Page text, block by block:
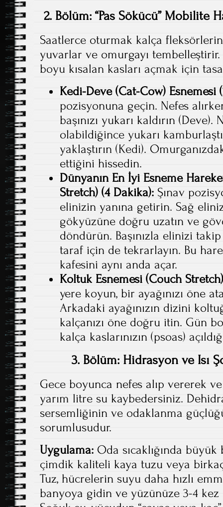
2. Bölüm: “Pas Sökücü” Mobilite
Saatlerce oturmak kalça
yuvarlar ve omurgayı
boyu kısalan kasları açmak için
Kedi-Deve (Cat-Cow) Esnemesi
pozisyonuna geçin. Nefes
başınızı yukarı kaldırın (Deve).
olabildiğince yukarı
yaklaştırın (Kedi).
ettiğini hissedin.
Dünyanın En İyi Esneme
Stretch) (4 Dakika): Şınav
elinizin yanına getirin. Sağ
gökyüzüne doğru uzatın ve
döndürün. Başınızla elinizi
taraf için de tekrarlayın. Bu
kafesini aynı anda açar.
Koltuk Esnemesi (Couch
yere koyun, bir ayağınızı öne
Arkadaki ayağınızın dizini
kalçanızı öne doğru itin. Gün
kalça kaslarınızın (psoas)
3. Bölüm: Hidrasyon ve Isı
Gece boyunca nefes alıp vererek
yarım litre su kaybedersiniz.
sersemliğinin ve odaklanma
sorumlusudur.
Uygulama: Oda sıcaklığında
çimdik kaliteli kaya tuzu veya
Tuz, hücrelerin suyu daha hızlı
banyoya gidin ve yüzünüze 3-4